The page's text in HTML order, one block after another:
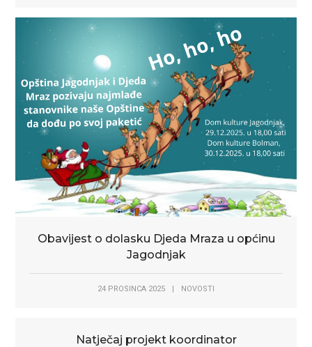
Obavijest o dolasku Djeda Mraza u općinu
Jagodnjak
24 PROSINCA 2025 | NOVOSTI
Natječaj projekt koordinator